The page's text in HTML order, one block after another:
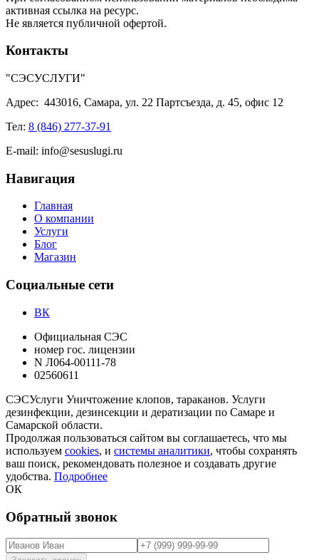
активная ссылка на ресурс.
Не является публичной офертой.
Контакты
"СЭСУСЛУГИ"
Адрес: 443016, Самара, ул. 22 Партсъезда, д. 45, офис 12
Тел: 8 (846) 277-37-91
E-mail: info@sesuslugi.ru
Навигация
Главная
О компании
Услуги
Блог
Магазин
Социальные сети
ВК
Официальная СЭС
номер гос. лицензии
N Л064-00111-78
02560611
СЭСУслуги Уничтожение клопов, тараканов. Услуги
дезинфекции, дезинсекции и дератизации по Самаре и
Самарской области.
Продолжая пользоваться сайтом вы соглашаетесь, что мы
используем cookies, и системы аналитики, чтобы сохранять
ваш поиск, рекомендовать полезное и создавать другие
удобства. Подробнее
ОК
Обратный звонок